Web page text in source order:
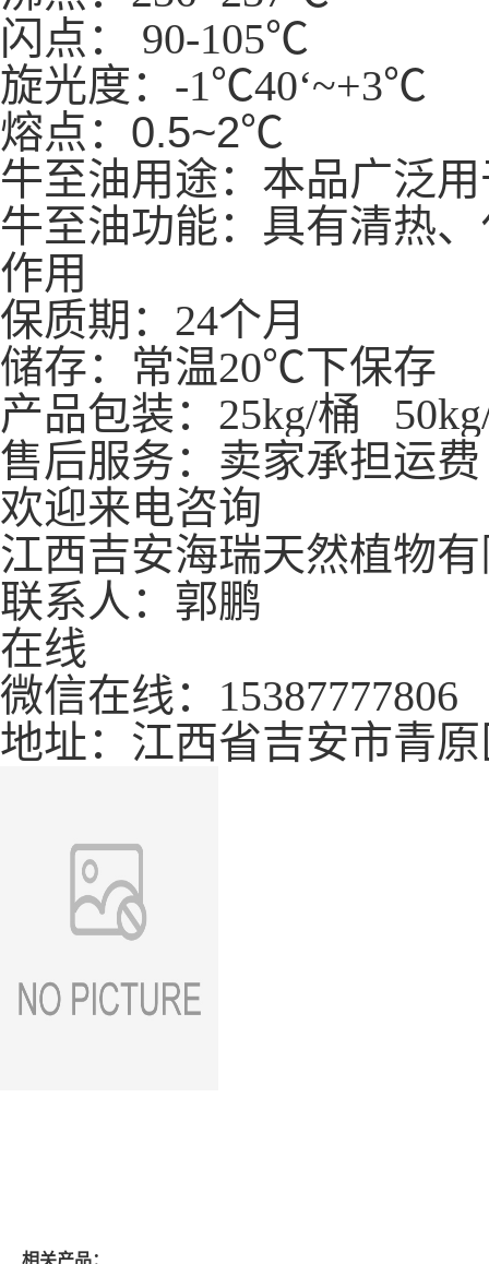
闪点： 90-105℃
旋光度：-1℃40‘~+3℃
熔点： 0.5~2℃
牛至油用途：本品广泛
牛至油功能：具有清热
作用
保质期：24个月
储存：常温20℃下保存
产品包装：25kg/桶
售后服务：卖家承担运
欢迎来电咨询
江西吉安海瑞天然植物
联系人：郭鹏
在线
微信在线：15387777806
地址：江西省吉安市青
相关产品：